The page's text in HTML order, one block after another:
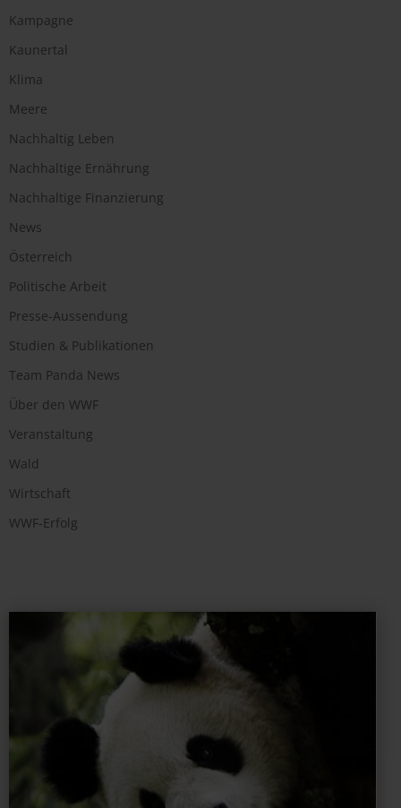
Kampagne
Kaunertal
Klima
Meere
Nachhaltig Leben
Nachhaltige Ernährung
Nachhaltige Finanzierung
News
Österreich
Politische Arbeit
Presse-Aussendung
Studien & Publikationen
Team Panda News
Über den WWF
Veranstaltung
Wald
Wirtschaft
WWF-Erfolg